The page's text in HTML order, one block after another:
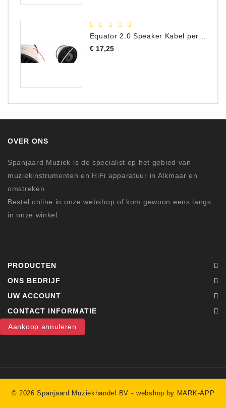
Equator 2.0 Speaker Kabel per meter
€ 17,25Prijs
OVER ONS
Spanjaard Muziek is de specialist op het gebied van
muziekinstrumenten en HiFi apparatuur in Alkmaar en
omstreken.
Bestel online in onze webshop of kom gewoon eens langs
in onze winkel.
PRODUCTEN
ONS BEDRIJF
UW ACCOUNT
CONTACT INFORMATIE
Aankoop annuleren
© 2026 Spanjaard Muziekhandel BV -webshop by MARK-APP